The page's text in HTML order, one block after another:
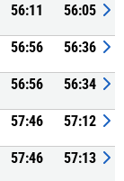
56:11 56:05
56:56 56:36
56:56 56:34
57:46 57:12
57:46 57:13